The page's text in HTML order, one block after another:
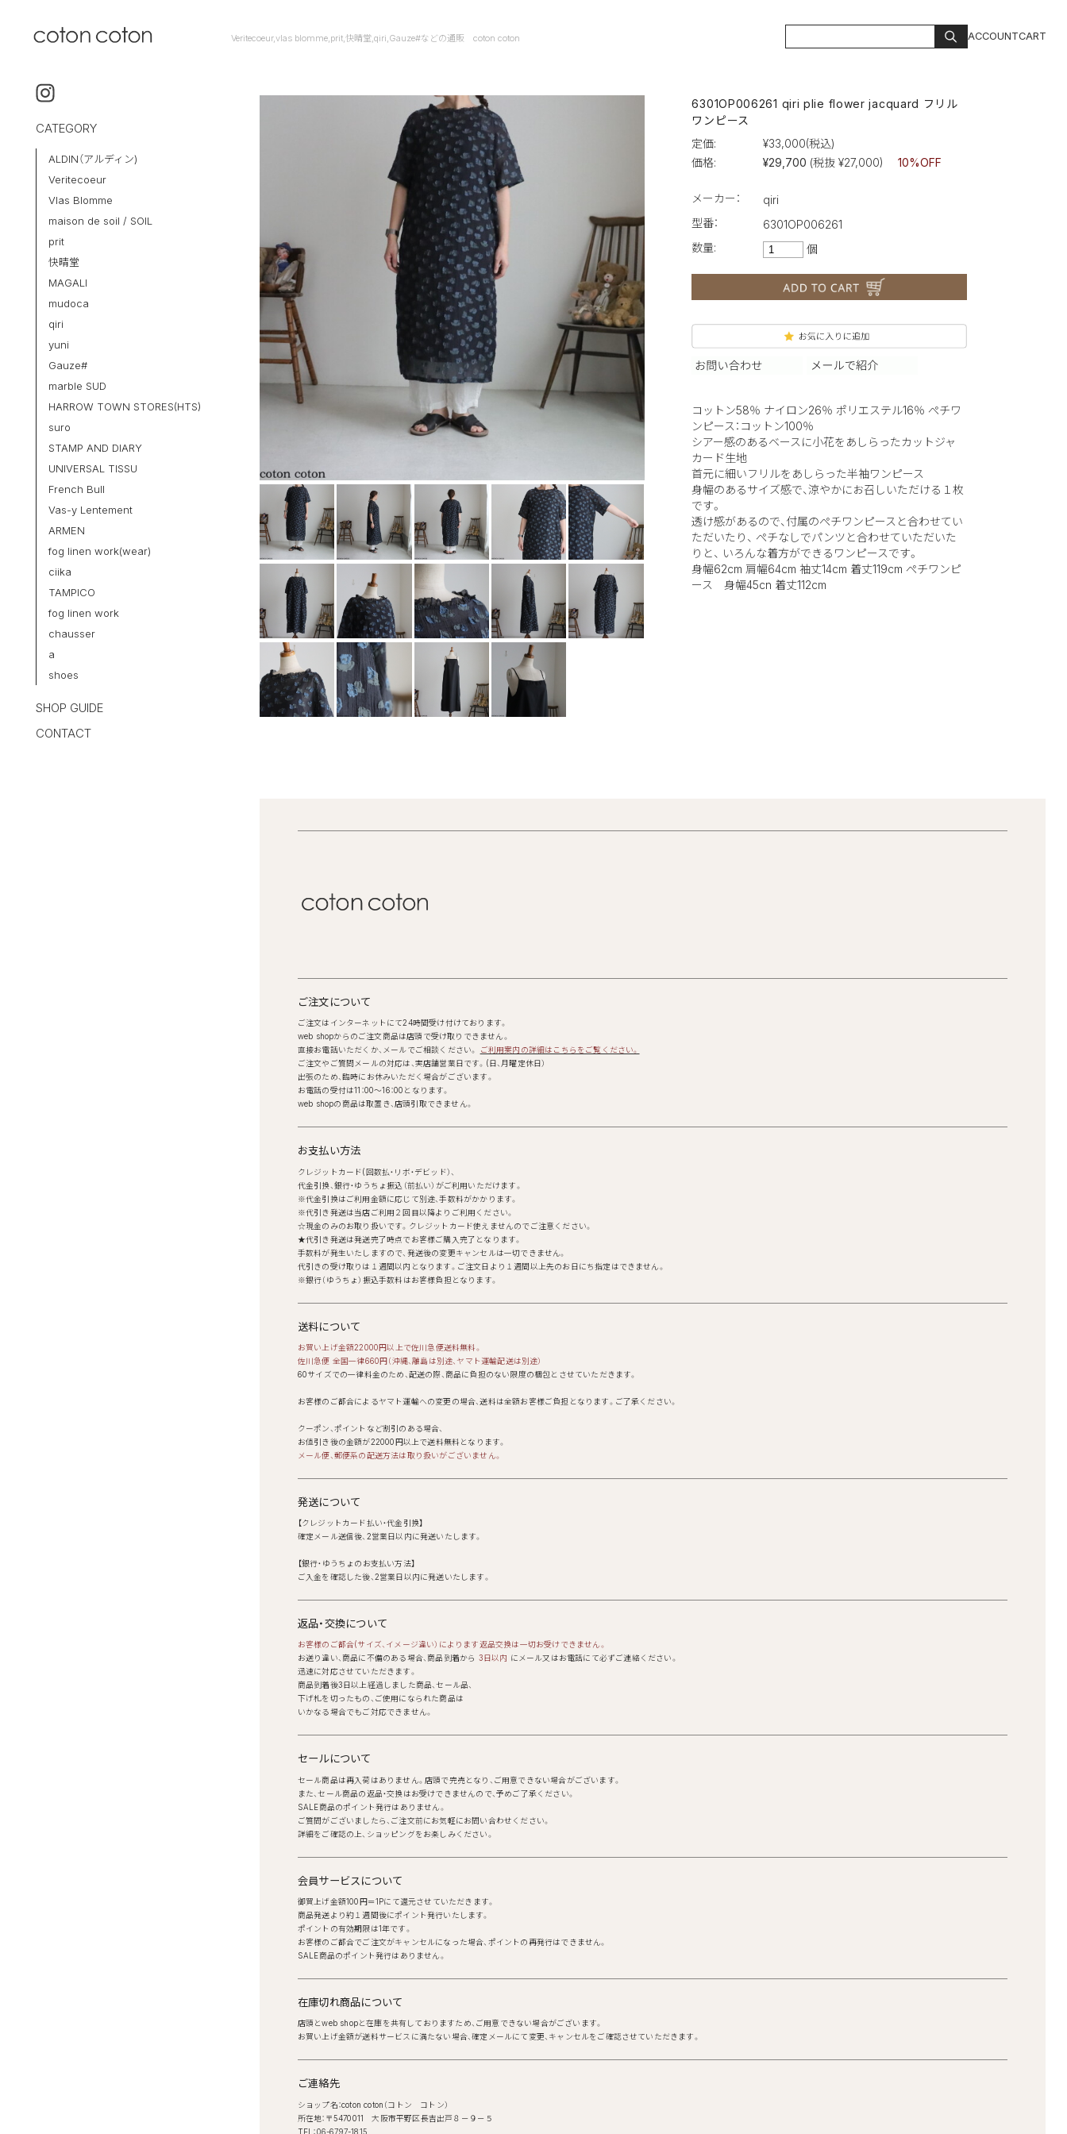
Veritecoeur,vlas blomme,prit,快晴堂,qiri,Gauze#などの通販 coton coton ACCOUNTCART
6301OP006261 qiri plie flower jacquard フリル
ワンピース
定価:
¥33,000(税込)
価格:
¥29,700 (税抜 ¥27,000) 10%OFF
メーカー：
qiri
型番：
6301OP006261
数量:
個
コットン58％ ナイロン26％ ポリエステル16％ ぺチワ
ンピース：コットン100％
シアー感のあるベースに小花をあしらったカットジャ
カード生地
首元に細いフリルをあしらった半袖ワンピース
身幅のあるサイズ感で、涼やかにお召しいただける１枚
です。
透け感があるので、付属のぺチワンピースと合わせてい
ただいたり、 ぺチなしでパンツと合わせていただいた
りと、 いろんな着方ができるワンピースです。
身幅62cm 肩幅64cm 袖丈14cm 着丈119cm ぺチワンピ
ース 身幅45cn 着丈112cm
ご注文について
ご注文はインターネットにて24時間受け付けております。
web shopからのご注文商品は店頭で受け取りできません。
直接お電話いただくか、メールでご相談ください。
ご利用案内の詳細はこちらをご覧ください。
ご注文やご質問メールの対応は、実店舗営業日です。(日、月曜定休日）
出張のため、臨時にお休みいただく場合がございます。
お電話の受付は11：00～16：00となります。
web shopの商品は取置き、店頭引取できません。
お支払い方法
クレジットカード(回数払・リボ・デビッド）、
代金引換、銀行・ゆうちょ振込（前払い）がご利用いただけます。
※代金引換はご利用金額に応じて別途、手数料がかかります。
※代引き発送は当店ご利用２回目以降よりご利用ください。
☆現金のみのお取り扱いです。クレジットカード使えませんのでご注意ください。
★代引き発送は発送完了時点でお客様ご購入完了となります。
手数料が発生いたしますので、発送後の変更キャンセルは一切できません。
代引きの受け取りは１週間以内となります。ご注文日より１週間以上先のお日にち指定はできません。
※銀行（ゆうちょ）振込手数料はお客様負担となります。
送料について
お買い上げ金額22000円以上で佐川急便送料無料。
佐川急便 全国一律660円（沖縄、離島は別途、ヤマト運輸配送は別途）
60サイズでの一律料金のため、配送の際、商品に負担のない限度の梱包とさせていただきます。
お客様のご都合によるヤマト運輸への変更の場合、送料は全額お客様ご負担となります。ご了承ください。
クーポン、ポイントなど割引のある場合、
お値引き後の金額が22000円以上で送料無料となります。
メール便、郵便系の配送方法は取り扱いがございません。
発送について
【クレジットカード払い・代金引換】
確定メール送信後、2営業日以内に発送いたします。
【銀行・ゆうちょのお支払い方法】
ご入金を確認した後、2営業日以内に発送いたします。
返品・交換について
お客様のご都合(サイズ、イメージ違い）によります返品交換は一切お受けできません。
お送り違い、商品に不備のある場合、商品到着から 3日以内 にメール又はお電話にて必ずご連絡ください。
迅速に対応させていただきます。
商品到着後3日以上経過しました商品、セール品、
下げ札を切ったもの、ご使用になられた商品は
いかなる場合でもご対応できません。
セールについて
セール商品は再入荷はありません。店頭で完売となり、ご用意できない場合がございます。
また、セール商品の返品・交換はお受けできませんので、予めご了承ください。
SALE商品のポイント発行はありません。
ご質問がございましたら、ご注文前にお気軽にお問い合わせください。
詳細をご確認の上、ショッピングをお楽しみください。
会員サービスについて
御買上げ金額100円＝1Pにて還元させていただきます。
商品発送より約１週間後にポイント発行いたします。
ポイントの有効期限は1年です。
お客様のご都合でご注文がキャンセルになった場合、ポイントの再発行はできません。
SALE商品のポイント発行はありません。
在庫切れ商品について
店頭とweb shopと在庫を共有しておりますため、ご用意できない場合がございます。
お買い上げ金額が送料サービスに満たない場合、確定メールにて変更、キャンセルをご確認させていただきます。
ご連絡先
ショップ名：coton coton（コトン コトン）
所在地：〒5470011 大阪市平野区長吉出戸８－９－５
TEL：06-6797-1815
CATEGORY
ALDIN（アルディン)
Veritecoeur
Vlas Blomme
maison de soil / SOIL
prit
快晴堂
MAGALI
mudoca
qiri
yuni
Gauze#
marble SUD
HARROW TOWN STORES(HTS)
suro
STAMP AND DIARY
UNIVERSAL TISSU
French Bull
Vas-y Lentement
ARMEN
fog linen work(wear)
ciika
TAMPICO
fog linen work
chausser
a
shoes
SHOP GUIDE
CONTACT